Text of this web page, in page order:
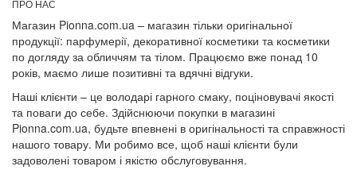
ПРО НАС
Магазин Pionna.com.ua – магазин тільки оригінальної
продукції: парфумерії, декоративної косметики та косметики
по догляду за обличчям та тілом. Працюємо вже понад 10
років, маємо лише позитивні та вдячні відгуки.
Наші клієнти – це володарі гарного смаку, поціновувачі якості
та поваги до себе. Здійснюючи покупки в магазині
Pionna.com.ua, будьте впевнені в оригінальності та справжності
нашого товару. Ми робимо все, щоб наші клієнти були
задоволені товаром і якістю обслуговування.